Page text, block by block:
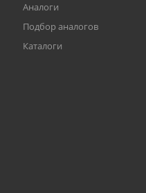
Аналоги
Подбор аналогов
Каталоги